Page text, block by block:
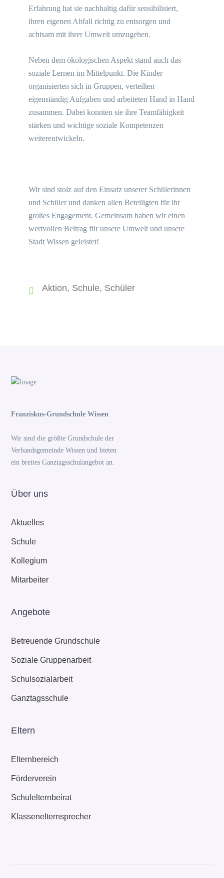
Erfahrung hat sie nachhaltig dafür sensibilisiert,
ihren eigenen Abfall richtig zu entsorgen und
achtsam mit ihrer Umwelt umzugehen.
Neben dem ökologischen Aspekt stand auch das
soziale Lernen im Mittelpunkt. Die Kinder
organisierten sich in Gruppen, verteilten
eigenständig Aufgaben und arbeiteten Hand in Hand
zusammen. Dabei konnten sie ihre Teamfähigkeit
stärken und wichtige soziale Kompetenzen
weiterentwickeln.
Wir sind stolz auf den Einsatz unserer Schülerinnen
und Schüler und danken allen Beteiligten für ihr
großes Engagement. Gemeinsam haben wir einen
wertvollen Beitrag für unsere Umwelt und unsere
Stadt Wissen geleistet!
Aktion, Schule, Schüler
Franziskus-Grundschule Wissen
Wir sind die größte Grundschule der
Verbandsgemeinde Wissen und bieten
ein breites Ganztagsschulangebot an.
Über uns
Aktuelles
Schule
Kollegium
Mitarbeiter
Angebote
Betreuende Grundschule
Soziale Gruppenarbeit
Schulsozialarbeit
Ganztagsschule
Eltern
Elternbereich
Förderverein
Schulelternbeirat
Klassenelternsprecher